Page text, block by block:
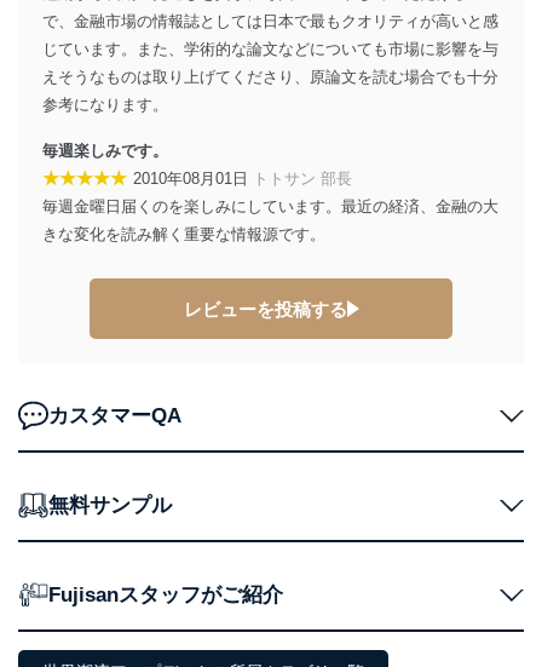
個人情報保護マネジメントシステムの継続的改善
当社は、内部監査及びマネジメントレビューの機会を通
じて、個人情報保護マネジメントシステムを継続的に改
苦情及び相談受付け窓口
貴殿の個人情報及び当社の個人情報保護マネジメントシ
ステムに関するご相談及び苦情については以下までご連
株式会社富士山マガジンサービス 個人情報問い合わせ
FAX：03-5459-7073
制定：2005年4月1日
株式会社富士山マガジンサービス
代表取締役会長 西野 伸一郎
で、金融市場の情報誌としては日本で最もクオリティが高いと感
じています。また、学術的な論文などについても市場に影響を与
えそうなものは取り上げてくださり、原論文を読む場合でも十分
参考になります。
毎週楽しみです。
★★★★★ 2010年08月01日
トトサン 部長
毎週金曜日届くのを楽しみにしています。最近の経済、金融の大
きな変化を読み解く重要な情報源です。
レビューを投稿する
カスタマーQA
無料サンプル
Fujisanスタッフがご紹介